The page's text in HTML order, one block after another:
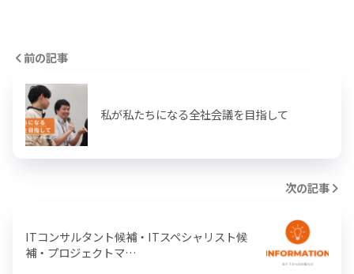
前の記事
私が私たちになる全社会議を目指して
次の記事
ITコンサルタント候補・ITスペシャリスト候
補・プロジェクトマ…